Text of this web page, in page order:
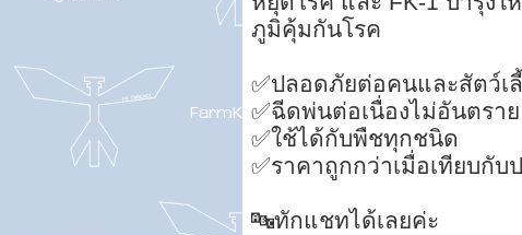
ภูมิคุ้มกันโรค
✅ปลอดภัยต่อคนและสัตว์เ
✅ฉีดพ่นต่อเนื่องไม่อันตราย
✅ใช้ได้กับพืชทุกชนิด
✅ราคาถูกกว่าเมื่อเทียบกั
🔤ทักแชทได้เลยค่ะ